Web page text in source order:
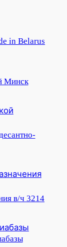
in Belarus
Минск
в/ч 3214